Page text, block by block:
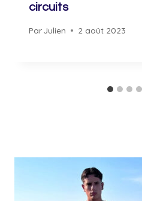
circuits
ParJulien 2 août 2023